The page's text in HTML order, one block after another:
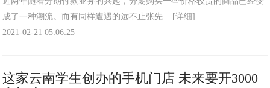
成了一种潮流。而有同样遭遇的远不止张先... [详细]
2021-02-21 05:06:25
这家云南学生创办的手机门店 未来要开3000